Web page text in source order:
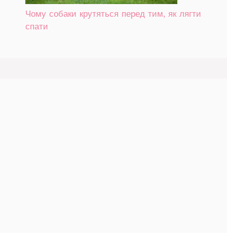
Чому собаки крутяться перед тим, як лягти
спати